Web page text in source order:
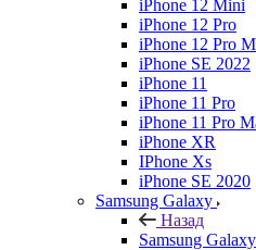
iPhone 12 Mini
iPhone 12 Pro
iPhone 12 Pro
iPhone SE 2022
iPhone 11
iPhone 11 Pro
iPhone 11 Pro
iPhone XR
IPhone Xs
iPhone SE 2020
Samsung Galaxy
Назад
Samsung Galaxy